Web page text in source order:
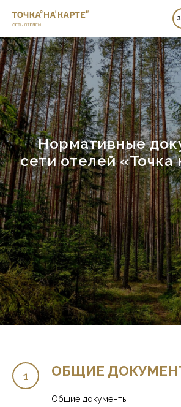
Нормативные
сети отелей «Точка
ОБЩИЕ
Общие документы